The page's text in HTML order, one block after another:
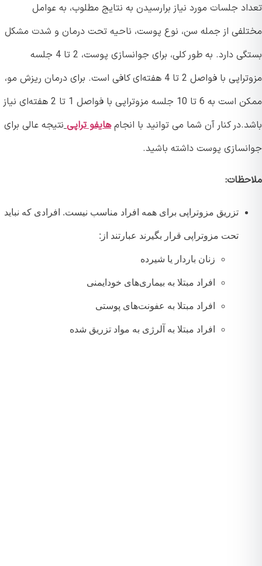
جلسات مورد نیاز برارسیدن به نتایج مطلوب، به عوامل
از جمله سن، نوع پوست، ناحیه تحت درمان و شدت مشکل
بستگی دارد. به طور کلی، برای جوانسازی پوست، 2 تا 4 جلسه
مزوتراپی با فواصل 2 تا 4 هفته‌ای کافی است. برای درمان ریزش مو،
ممکن است به 6 تا 10 جلسه مزوتراپی با فواصل 1 تا 2 هفته‌ای نیاز
کنار آن شما می توانید با انجامهایفو تراپی نتیجه عالی برای
پوست داشته باشید.
تزریق مزوتراپی برای همه افراد مناسب نیست. افرادی که نباید
تحت مزوتراپی قرار بگیرند عبارتند از:
زنان باردار یا شیرده
افراد مبتلا به بیماری‌های خودایمنی
افراد مبتلا به عفونت‌های پوستی
افراد مبتلا به آلرژی به مواد تزریق شده